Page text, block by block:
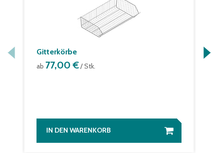
Gitterkörbe
ab 77,00 €/ Stk.
IN DEN WARENKORB